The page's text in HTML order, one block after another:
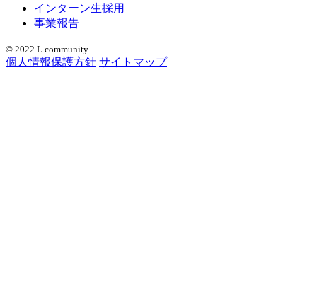
インターン生採用
事業報告
© 2022 L community.
個人情報保護方針 サイトマップ